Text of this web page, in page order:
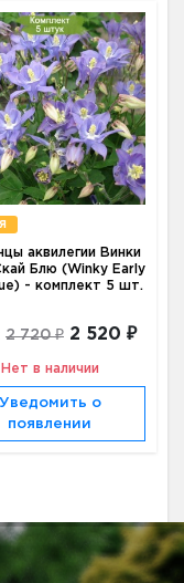
аквилегии Винки
Блю (Winky Early
- комплект 5 шт.
2 720 ₽ 2 520 ₽
Нет в наличии
Уведомить о
появлении